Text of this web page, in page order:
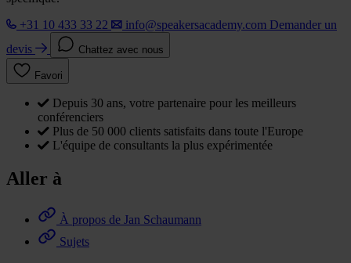
+31 10 433 33 22
info@speakersacademy.com Demander un
devis
Chattez avec nous
Favori
Depuis 30 ans, votre partenaire pour les meilleurs
conférenciers
Plus de 50 000 clients satisfaits dans toute l'Europe
L'équipe de consultants la plus expérimentée
Aller à
À propos de Jan Schaumann
Sujets